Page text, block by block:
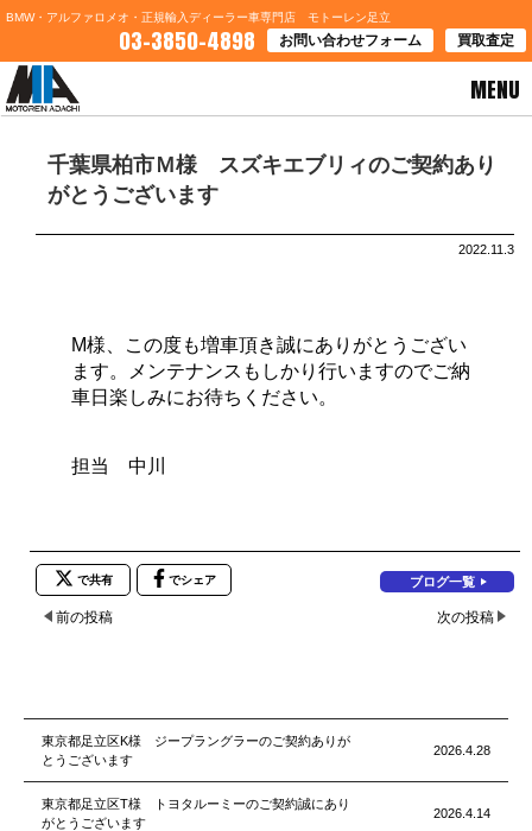
BMW・アルファロメオ・正規輸入ディーラー車専門店 モトーレン足立
03-3850-4898 お問い合わせフォーム 買取査定
MENU
HOME>ブログ一覧
千葉県柏市Ｍ様 スズキエブリィのご契約あり
がとうございます
2022.11.3
M様、この度も増車頂き誠にありがとうござい
ます。メンテナンスもしかり行いますのでご納
車日楽しみにお待ちください。
担当 中川
で共有 でシェア ブログ一覧
前の投稿 次の投稿
東京都足立区K様 ジープラングラーのご契約ありが
とうございます
2026.4.28
東京都足立区T様 トヨタルーミーのご契約誠にあり
がとうございます
2026.4.14